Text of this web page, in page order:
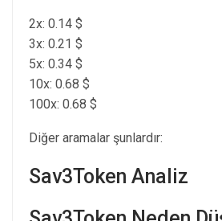
2x: 0.14 $
3x: 0.21 $
5x: 0.34 $
10x: 0.68 $
100x: 0.68 $
Diğer aramalar şunlardır:
Sav3Token Analiz